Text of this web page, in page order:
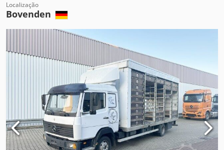
Localização
Bovenden